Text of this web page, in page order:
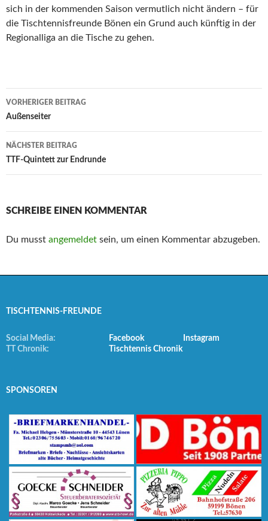
sich in der kommenden Saison vermutlich nicht ändern – für
die Tischtennisfreunde Bönen ein Grund auch künftig in der
Regionalliga an die Tische zu gehen.
Beitrags-
Navigation
VORHERIGER BEITRAG
Außenseiter
NÄCHSTER BEITRAG
TTF-Quintett zur Endrunde
SCHREIBE EINEN KOMMENTAR
Du musst angemeldet sein, um einen Kommentar abzugeben.
TISCHTENNIS-FREUNDE
Social Media: Facebook
Instagram
TT Chronik:
Tischtennis Chronik
SPONSOREN